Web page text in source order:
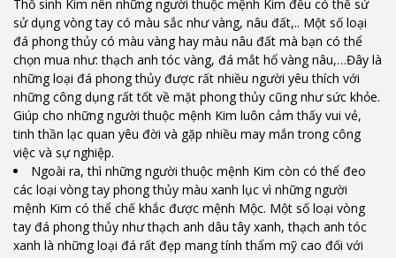
Thổ sinh Kim nên những người thuộc mệnh Kim đều có thể sử
sử dụng vòng tay có màu sắc như vàng, nâu đất,.. Một số loại
đá phong thủy có màu vàng hay màu nâu đất mà bạn có thể
chọn mua như: thạch anh tóc vàng, đá mắt hổ vàng nâu,…Đây là
những loại đá phong thủy được rất nhiều người yêu thích với
những công dụng rất tốt về mặt phong thủy cũng như sức khỏe.
Giúp cho những người thuộc mệnh Kim luôn cảm thấy vui vẻ,
tinh thần lạc quan yêu đời và gặp nhiều may mắn trong công
việc và sự nghiệp.
Ngoài ra, thì những người thuộc mệnh Kim còn có thể đeo
các loại vòng tay phong thủy màu xanh lục vì những người
mệnh Kim có thể chế khắc được mệnh Mộc. Một số loại vòng
tay đá phong thủy như thạch anh dâu tây xanh, thạch anh tóc
xanh là những loại đá rất đẹp mang tính thẩm mỹ cao đối với